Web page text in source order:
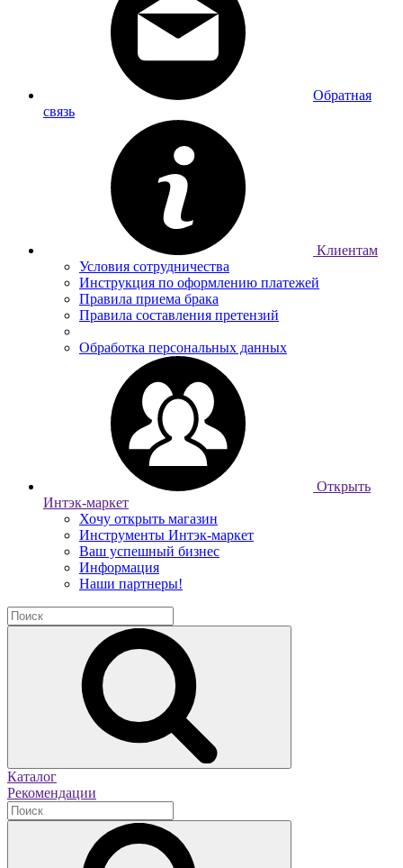
Обратная
связь
Клиентам
Условия сотрудничества
Инструкция по оформлению платежей
Правила приема брака
Правила составления претензий
Обработка персональных данных
Открыть
Интэк-маркет
Хочу открыть магазин
Инструменты Интэк-маркет
Ваш успешный бизнес
Информация
Наши партнеры!
Каталог
Рекомендации